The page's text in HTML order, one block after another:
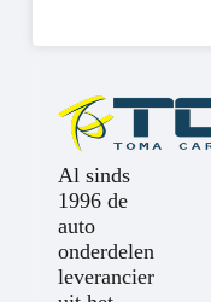
Al sinds
1996 de
auto
onderdelen
leverancier